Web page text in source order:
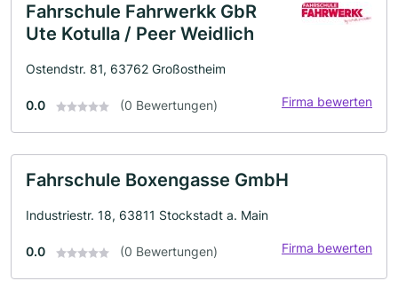
Fahrschule Fahrwerkk GbR
Ute Kotulla / Peer Weidlich
Ostendstr. 81, 63762 Großostheim
0.0 (0 Bewertungen) Firma bewerten
Fahrschule Boxengasse GmbH
Industriestr. 18, 63811 Stockstadt a. Main
0.0 (0 Bewertungen) Firma bewerten